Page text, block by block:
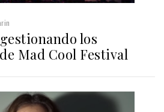
los
Mad Cool Festival